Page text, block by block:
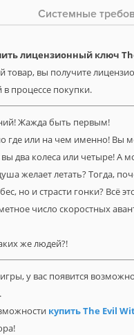
Системные
лицензионный ключ
товар, вы получите
в процессе покупки.
Жажда быть первым!
где или на чем именно! Вы
вы два колеса или четыре!
желает летать? Тогда,
но и страсти гонки? Всё
число скоростных
же людей?!
у вас появится
купить The Evil